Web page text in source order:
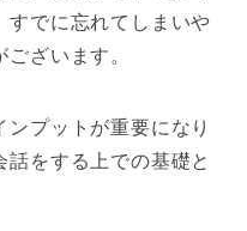
すでに忘れてしまいや
ざいます。
プットが重要になり
話をする上での基礎と